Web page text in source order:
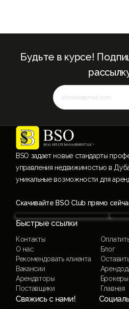
BSO задает новые стандарты
управления недвижимостью в
уникальные возможности для
Скачивайте BSO Club прямо
Быстрые ссылки
Контакты
О нас
Блог
Рекомендовать клиента
Вакансии
Арендаторы
Брокеры
Поставщики
Главная
Свяжись с нами!
Будьте в курсе!